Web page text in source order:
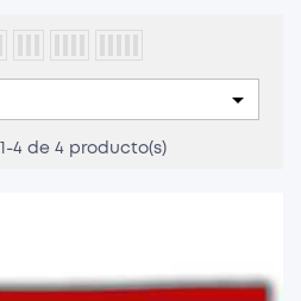

4 de 4 producto(s)